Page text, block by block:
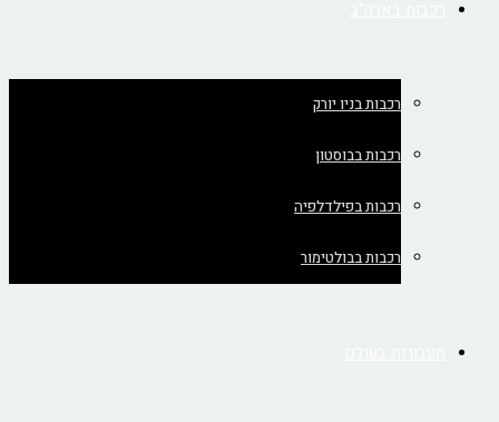
רכבות בניו יורק
רכבות בבוסטון
רכבות בפילדלפיה
רכבות בבולטימור